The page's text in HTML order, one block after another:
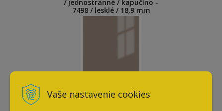
Vaše nastavenie cookies
/ jednostranné / kapučíno -
7498 / lesklé / 18,9 mm